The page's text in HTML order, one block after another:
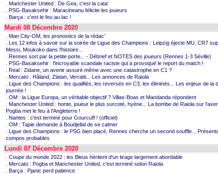
. Manchester United : De Gea, c'est la cata'
. PSG-Basaksehir : Maracineanu félicite les joueurs
. Barça : c'est le feu au lac !
Mardi 08 Décembre 2020
. Man City-OM, les pronostics de la rédac'
. Les 12 infos à savoir sur la soirée de Ligue des Champions : Leipzig éjecte MU, CR7
Messi, Moukoko dans l'histoire...
. Rennes sort par la petite porte... - Débrief et NOTES des joueurs (Rennes 1-3 Séville)
. PSG-Basaksehir : l'incroyable scandale raciste qui a provoqué le report du match !
. Real : Zidane, un avenir assuré même avec une catastrophe en C1 ?
. Mercato : Håland, Zlatan, Verratti... Les annonces de Raiola
. Ligue des Champions : les qualifiés, les reversés en C3, les éliminés... Les enjeux de la
journée !
. OM : la Ligue Europa, un véritable objectif ? Villas-Boas et Mandanda répondent
. Manchester United : honte, joueur le plus surcoté, hyène... La bombe de Raiola sur
Pogba met le feu à l'Angleterre !
. Nantes : c'est terminé pour Gourcuff ! (officiel)
. OM : Tapie demande à Boudjellal de se calmer
. Ligue des Champions : le PSG bien placé, Rennes cherche un second souffle...
compos probables
Lundi 07 Décembre 2020
. Coupe du monde 2022 : les Bleus héritent d'un tirage largement abordable
. Mercato : Pogba et Manchester United, c'est terminé selon Raiola
. Barça : Pjanic perd patience